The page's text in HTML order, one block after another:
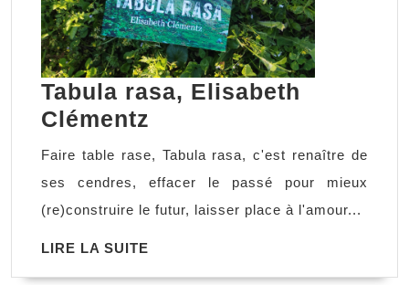
Tabula rasa, Elisabeth
Clémentz
rasa,
Elisabeth
Clémentz
Faire table rase, Tabula rasa, c'est renaître de
ses cendres, effacer le passé pour mieux
(re)construire le futur, laisser place à l'amour...
LIRE LA SUITE